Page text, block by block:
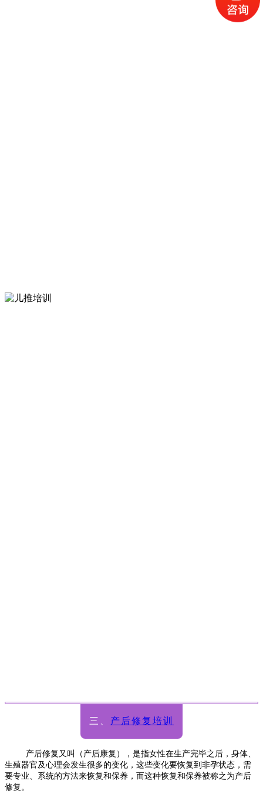
三、 产后修复培训
产后修复又叫（产后康复），是指女性在生产完毕之后，身体、
生殖器官及心理会发生很多的变化，这些变化要恢复到非孕状态，需
要专业、系统的方法来恢复和保养，而这种恢复和保养被称之为产后
修复。